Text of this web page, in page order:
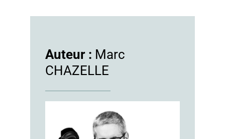
Auteur : Marc
CHAZELLE